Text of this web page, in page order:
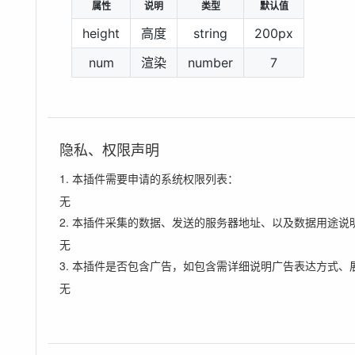
属性 说明 类型 默认值
height 高度 string
200px
num
渲染 number 7
隐私、权限声明
1. 本插件需要申请的系统权限列表：
无
2. 本插件采集的数据、发送的服务器地址、以及数据用途说
无
3. 本插件是否包含广告，如包含需详细说明广告表达方式、
无